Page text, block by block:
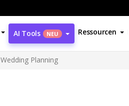
AI Tools NEU Ressourcen
Wedding Planning